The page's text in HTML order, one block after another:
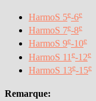
HarmoS 5e-6e
HarmoS 7e-8e
HarmoS 9e-10e
HarmoS 11 e-12e
HarmoS 13e-15e
Remarque: